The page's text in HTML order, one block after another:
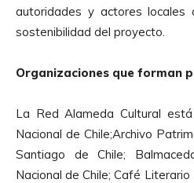
autoridades y actores
sostenibilidad del proyecto.
Organizaciones que forman
La Red Alameda Cultural
Nacional de Chile;Archivo
Santiago de Chile;
Nacional de Chile; Café